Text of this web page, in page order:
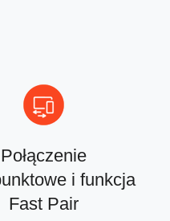
Połączenie
i funkcja
Fast Pair